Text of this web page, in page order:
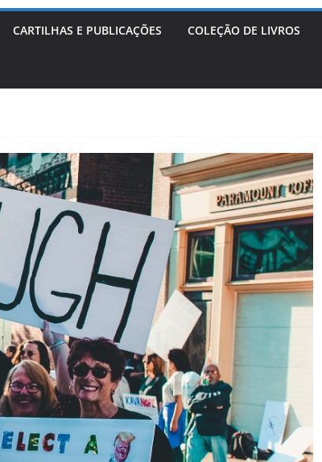
CARTILHAS E PUBLICAÇÕES COLEÇÃO DE LIVROS